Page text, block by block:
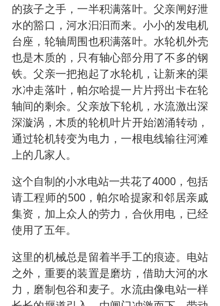
的孩子之手，一半积满落叶。父亲闸好泄
水的豁口，河水汩汩而来。小小的发电机
台座，轮轴周围也积满落叶。水轮机外壳
也是木质的，只有轴心部分用了不多的钢
铁。父亲一把抱起了水轮机，让新来的渠
水冲走落叶，帕尔哈提一片片捋出卡在轮
轴间的剩余。父亲放下轮机，水流激出深
深漩涡，木质的轮机叶片开始汹涌转动，
通过轮机转变为电力，一根电线输往河滩
上的几家人。
这个自制的小水电站一共花了4000，包括
请工程师的500，帕尔哈提家和邻居亲戚
集资，加上众人的劳力，合伙用电，已经
使用了五年。
这里的机械总是留着半手工的痕迹。电站
之外，重要的装置是磨坊，借助大河的水
力，磨制包谷和麦子。水流由像电站一样